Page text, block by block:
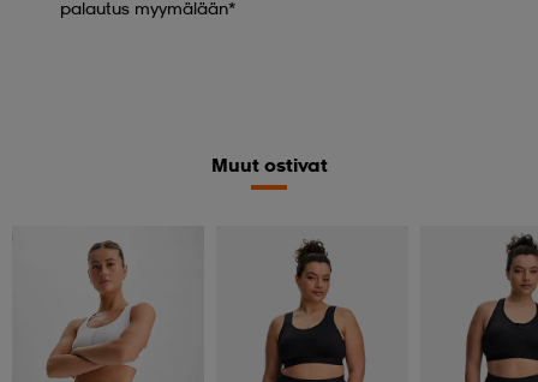
palautus myymälään*
Muut ostivat